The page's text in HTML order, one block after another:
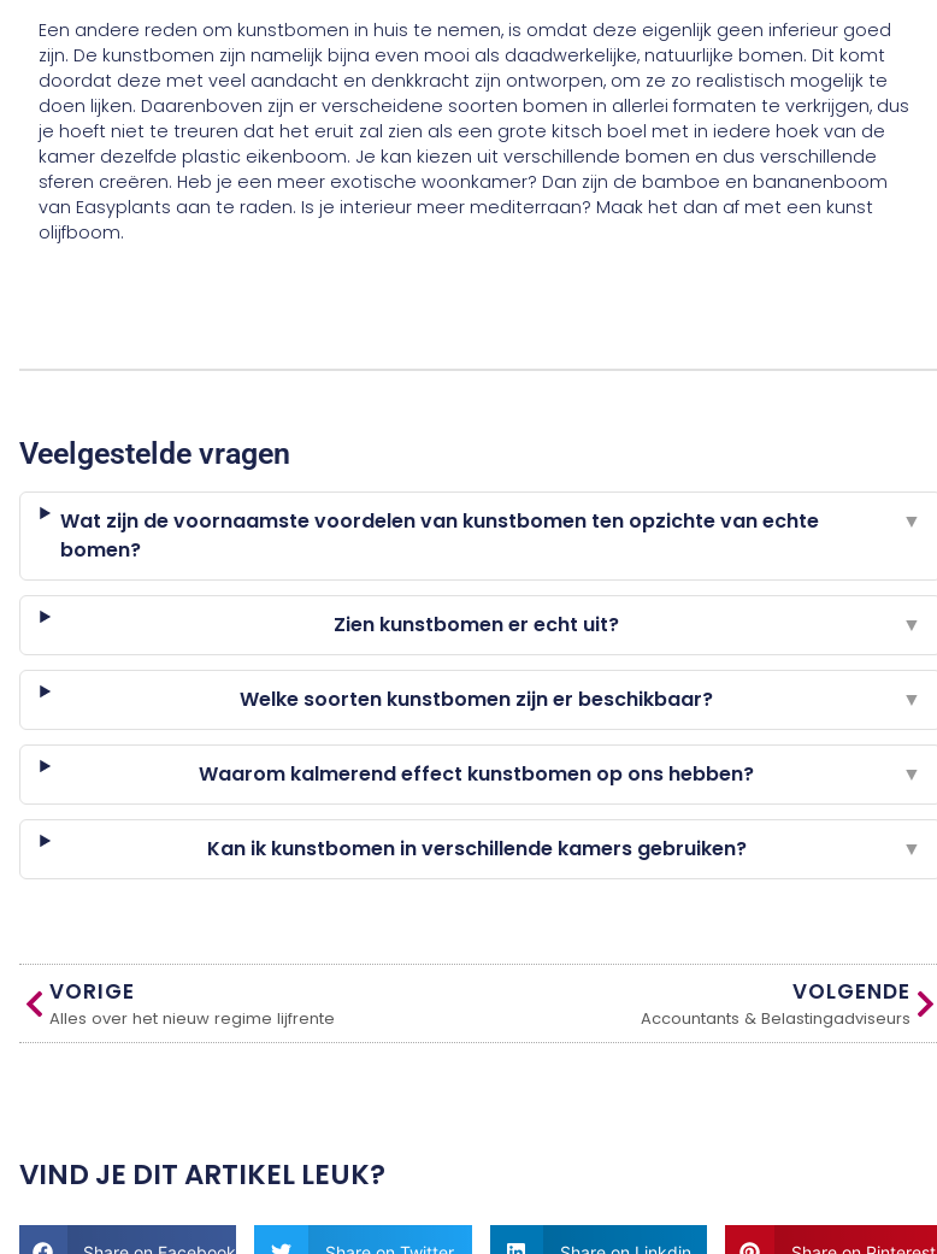
Een andere reden om kunstbomen in huis te nemen, is omdat deze eigenlijk geen inferieur goed
zijn. De kunstbomen zijn namelijk bijna even mooi als daadwerkelijke, natuurlijke bomen. Dit komt
doordat deze met veel aandacht en denkkracht zijn ontworpen, om ze zo realistisch mogelijk te
doen lijken. Daarenboven zijn er verscheidene soorten bomen in allerlei formaten te verkrijgen, dus
je hoeft niet te treuren dat het eruit zal zien als een grote kitsch boel met in iedere hoek van de
kamer dezelfde plastic eikenboom. Je kan kiezen uit verschillende bomen en dus verschillende
sferen creëren. Heb je een meer exotische woonkamer? Dan zijn de bamboe en bananenboom
van Easyplants aan te raden. Is je interieur meer mediterraan? Maak het dan af met een kunst
olijfboom.
Veelgestelde vragen
Wat zijn de voornaamste voordelen van kunstbomen ten opzichte van echte
bomen?
▼
Zien kunstbomen er echt uit? ▼
Welke soorten kunstbomen zijn er beschikbaar? ▼
Waarom kalmerend effect kunstbomen op ons hebben? ▼
Kan ik kunstbomen in verschillende kamers gebruiken? ▼
VORIGE
Alles over het nieuw regime lijfrente
VOLGENDE
Accountants & Belastingadviseurs
VIND JE DIT ARTIKEL LEUK?